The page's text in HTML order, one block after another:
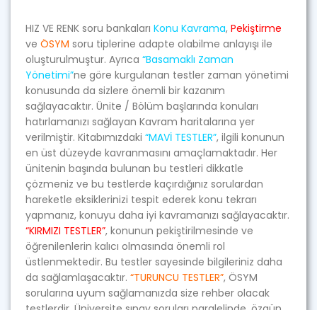
HIZ VE RENK soru bankaları Konu Kavrama, Pekiştirme
ve ÖSYM soru tiplerine adapte olabilme anlayışı ile
oluşturulmuştur. Ayrıca “Basamaklı Zaman
Yönetimi”ne göre kurgulanan testler zaman yönetimi
konusunda da sizlere önemli bir kazanım
sağlayacaktır. Ünite / Bölüm başlarında konuları
hatırlamanızı sağlayan Kavram haritalarına yer
verilmiştir. Kitabımızdaki “MAVİ TESTLER”, ilgili konunun
en üst düzeyde kavranmasını amaçlamaktadır. Her
ünitenin başında bulunan bu testleri dikkatle
çözmeniz ve bu testlerde kaçırdığınız sorulardan
hareketle eksiklerinizi tespit ederek konu tekrarı
yapmanız, konuyu daha iyi kavramanızı sağlayacaktır.
“KIRMIZI TESTLER”, konunun pekiştirilmesinde ve
öğrenilenlerin kalıcı olmasında önemli rol
üstlenmektedir. Bu testler sayesinde bilgileriniz daha
da sağlamlaşacaktır. “TURUNCU TESTLER”, ÖSYM
sorularına uyum sağlamanızda size rehber olacak